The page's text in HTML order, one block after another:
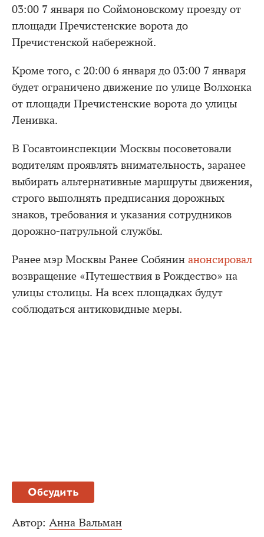
03:00 7 января по Соймоновскому проезду от
площади Пречистенские ворота до
Пречистенской набережной.
Кроме того, с 20:00 6 января до 03:00 7 января
будет ограничено движение по улице Волхонка
от площади Пречистенские ворота до улицы
Ленивка.
В Госавтоинспекции Москвы посоветовали
водителям проявлять внимательность, заранее
выбирать альтернативные маршруты движения,
строго выполнять предписания дорожных
знаков, требования и указания сотрудников
дорожно-патрульной службы.
Ранее мэр Москвы Ранее Собянин анонсировал
возвращение «Путешествия в Рождество» на
улицы столицы. На всех площадках будут
соблюдаться антиковидные меры.
Обсудить
Автор: Анна Вальман